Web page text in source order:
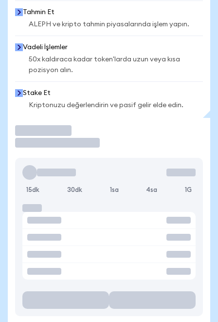
Tahmin Et
ALEPH ve kripto tahmin piyasalarında işlem yapın.
Vadeli İşlemler
50x kaldıraca kadar token'larda uzun veya kısa
pozisyon alın.
Stake Et
Kriptonuzu değerlendirin ve pasif gelir elde edin.
15dk 30dk 1sa 4sa 1G